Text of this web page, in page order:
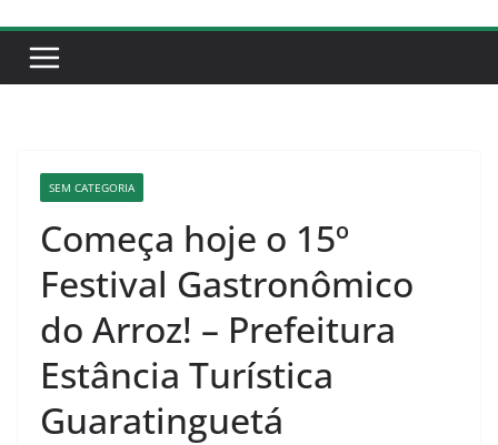
SEM CATEGORIA
Começa hoje o 15º
Festival Gastronômico
do Arroz! – Prefeitura
Estância Turística
Guaratinguetá